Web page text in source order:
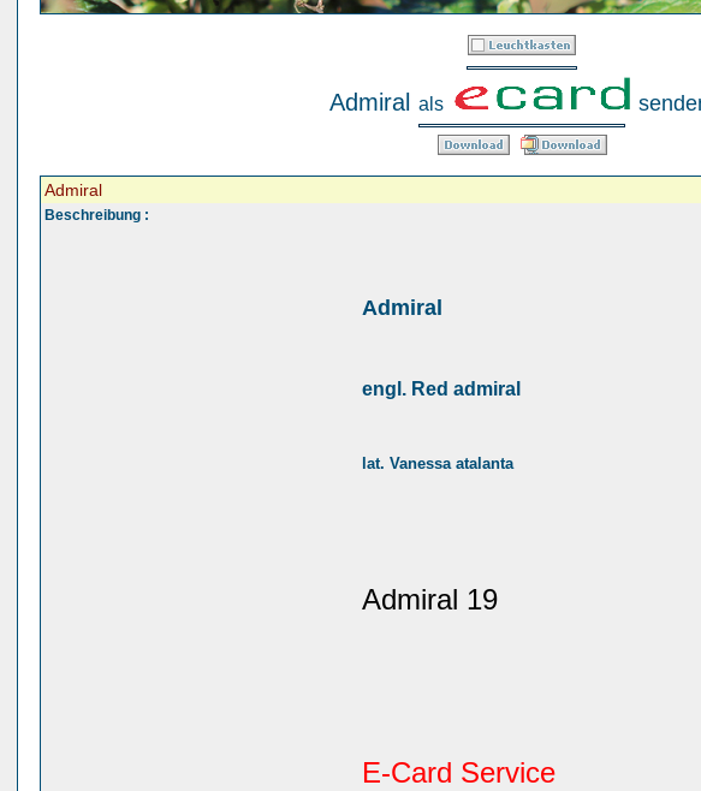
Admiral als
Admiral
Beschreibung :
Admiral
engl. Red admiral
lat. Vanessa atalanta
Admiral 19
E-Card Service